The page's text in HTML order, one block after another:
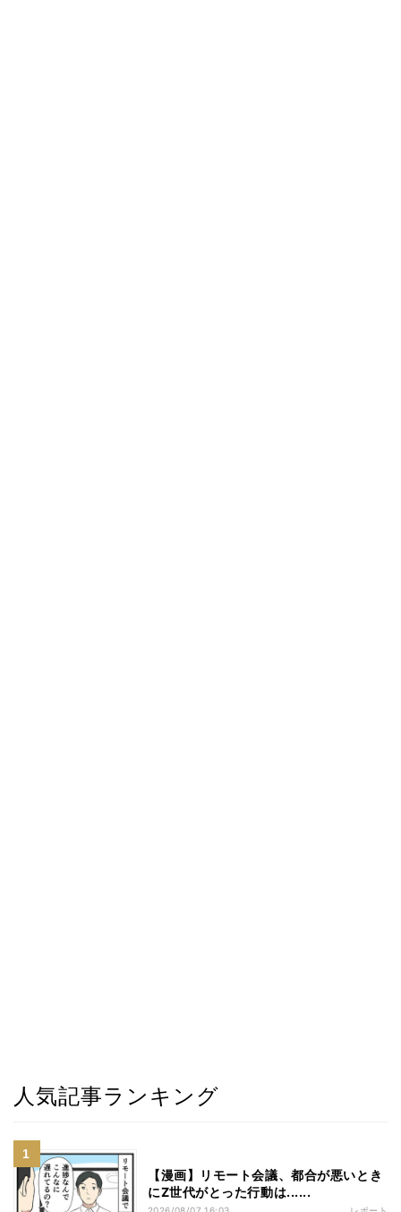
人気記事ランキング
【漫画】リモート会議、都合が悪いとき
にZ世代がとった行動は......